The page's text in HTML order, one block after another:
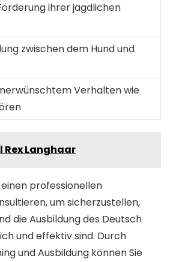
ihrer jagdlichen
zwischen dem Hund und
Verhalten wie
Rex Langhaar
professionellen
um sicherzustellen,
die Ausbildung des Deutsch
und effektiv sind. Durch
und Ausbildung können Sie